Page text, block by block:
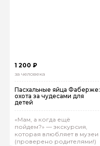
1 200 ₽
за человека
Пасхальные яйца Фаберже:
охота за чудесами для
детей
«Мам, а когда ещё
пойдем?» — экскурсия,
которая влюбляет в музеи
(проверено родителями!)